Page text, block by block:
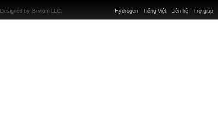
Liên hệ Trợ giúp
Hydrogen Tiếng Việt
Designed by Brivium LLC.